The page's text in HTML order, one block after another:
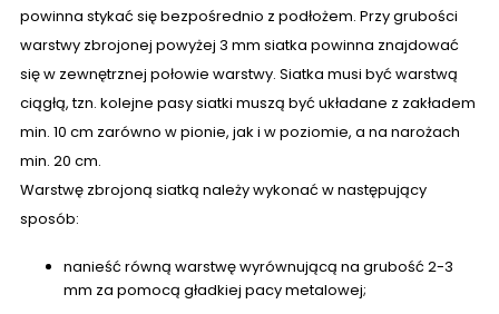
powinna stykać się bezpośrednio z podłożem. Przy grubości
warstwy zbrojonej powyżej 3 mm siatka powinna znajdować
się w zewnętrznej połowie warstwy. Siatka musi być warstwą
ciągłą, tzn. kolejne pasy siatki muszą być układane z zakładem
min. 10 cm zarówno w pionie, jak i w poziomie, a na narożach
min. 20 cm.
Warstwę zbrojoną siatką należy wykonać w następujący
sposób:
nanieść równą warstwę wyrównującą na grubość 2-3
mm za pomocą gładkiej pacy metalowej;